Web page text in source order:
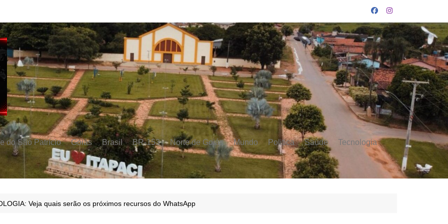
do São Patrício Goiás Brasil BR-153 Norte de Goiás Mundo Politica Saúde Tecnologia
Veja quais serão os próximos recursos do WhatsApp